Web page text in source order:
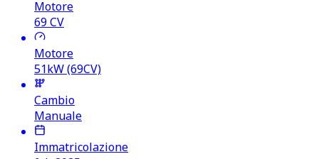
Motore
69CV
Motore
51kW (69CV)
Cambio
Manuale
Immatricolazione